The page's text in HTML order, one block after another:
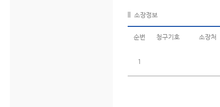
소장정보
순번 청구기호 소장처
1